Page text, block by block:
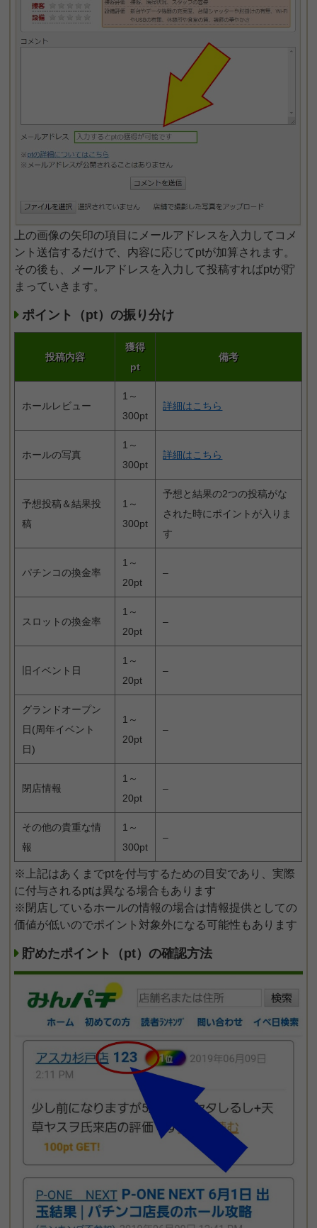
上の画像の矢印の項目にメールアドレスを入力してコメ
ント送信するだけで、内容に応じてptが加算されます。
その後も、メールアドレスを入力して投稿すればptが貯
まっていきます。
ポイント（pt）の振り分け
投稿内容
獲得
pt
備考
ホールレビュー
1～
300pt
詳細はこちら
ホールの写真
1～
300pt
詳細はこちら
予想投稿＆結果投
稿
1～
300pt
予想と結果の2つの投稿がな
された時にポイントが入りま
す
パチンコの換金率
1～
20pt
–
スロットの換金率
1～
20pt
–
旧イベント日
1～
20pt
–
グランドオープン
日(周年イベント
日)
1～
20pt
–
閉店情報
1～
20pt
–
その他の貴重な情
報
1～
300pt
–
※上記はあくまでptを付与するための目安であり、実際
に付与されるptは異なる場合もあります
※閉店しているホールの情報の場合は情報提供としての
価値が低いのでポイント対象外になる可能性もあります
貯めたポイント（pt）の確認方法